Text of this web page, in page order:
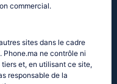
commercial.
sites dans le cadre
Phone.ma ne contrôle ni
et, en utilisant ce site,
responsable de la